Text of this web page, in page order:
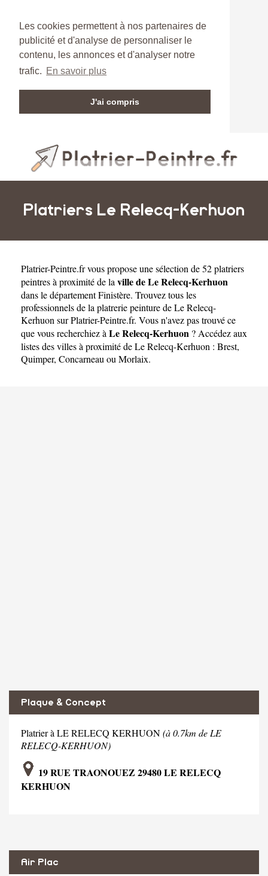
Les cookies permettent à nos partenaires de
publicité et d'analyse de personnaliser le
contenu, les annonces et d'analyser notre
trafic. En savoir plus
J'ai compris
Platriers Le Relecq-Kerhuon
Platrier-Peintre.frvous propose une sélection de 52 platriers
peintres à proximité de la ville de Le Relecq-Kerhuon
dans le départementFinistère. Trouvez tous les
professionnels de la platrerie peinture de Le Relecq-
Kerhuon sur Platrier-Peintre.fr. Vous n'avez pas trouvé ce
que vous recherchiez à Le Relecq-Kerhuon ? Accédez aux
listes des villes à proximité de Le Relecq-Kerhuon : Brest,
Quimper, Concarneau ou Morlaix.
Plaque & Concept
Platrier à LE RELECQ KERHUON(à 0.7km de LE
RELECQ-KERHUON)
19 RUE TRAONOUEZ 29480 LE RELECQ
KERHUON
Air Plac